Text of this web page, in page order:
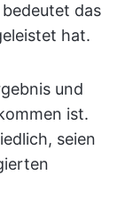
das
hat.
und
ist.
seien